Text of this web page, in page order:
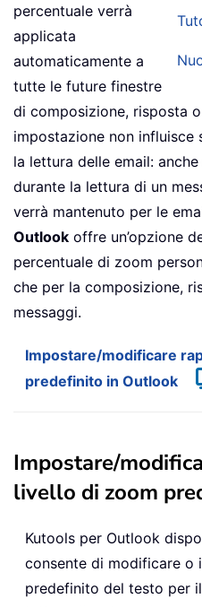
percentuale verrà
applicata
automaticamente a
tutte le future finestre
di composizione, risposta
impostazione non
la lettura delle email:
durante la lettura di un
verrà mantenuto per le
Outlook offre un’opzione
percentuale di zoom
che per la composizione,
messaggi.
Impostare/modificare
predefinito in Outlook
Impostare/
livello di zoom
Kutools per Outlook
consente di modificare o
predefinito del testo per